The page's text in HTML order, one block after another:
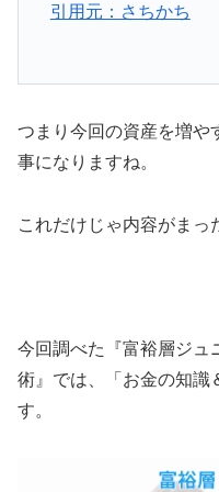
引用元：さちかち
つまり今回の資産を増や
事になりますね。
これだけじゃ内容がまっ
今回調べた『富裕層ジュ
術』では、
「お金の知識
す。